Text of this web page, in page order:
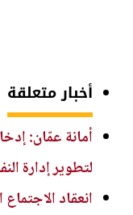
أخبار متعلقة
لتطوير إدارة
انعقاد